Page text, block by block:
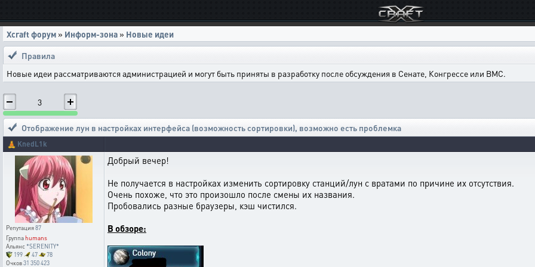
Xcraft форум » Информ-зона » Новые идеи
Правила
Новые идеи рассматриваются администрацией и могут быть приняты в разработку после обсуждения в Сенате, Конгрессе или ВМС.
3
Отображение лун в настройках интерфейса (возможность сортировки), возможно есть проблемка
🧘 KnedL1k
Репутация87
Группаhumans
Альянс *SERENITY*
199
47
78
Очков31 350 423
Добрый вечер!
Не получается в настройках изменить сортировку станций/лун с вратами по причине их отсутствия.
Очень похоже, что это произошло после смены их названия.
Пробовались разные браузеры, кэш чистился.
В обзоре: